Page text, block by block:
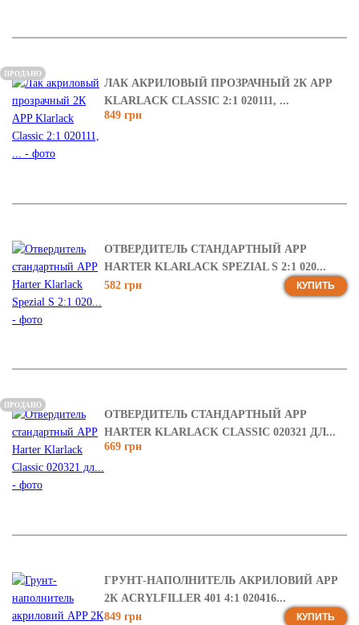
ЛАК АКРИЛОВЫЙ ПРОЗРАЧНЫЙ 2К APP
KLARLACK CLASSIC 2:1 020111, ...
849 грн
ПРОДАНО
ОТВЕРДИТЕЛЬ СТАНДАРТНЫЙ APP
HARTER KLARLACK SPEZIAL S 2:1 020...
582 грн
КУПИТЬ
ОТВЕРДИТЕЛЬ СТАНДАРТНЫЙ APP
HARTER KLARLACK CLASSIC 020321 ДЛ...
669 грн
ПРОДАНО
ГРУНТ-НАПОЛНИТЕЛЬ АКРИЛОВИЙ APP
2К ACRYLFILLER 401 4:1 020416...
849 грн
КУПИТЬ